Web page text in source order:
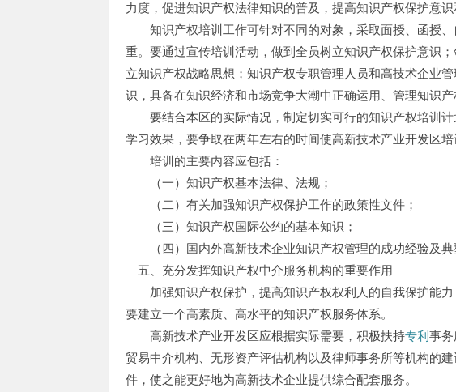
力度，促进知识产权法律知识的普及，提高知识产权保护意识
知识产权培训工作可针对不同的对象，采取面授、函授、
重。要通过宣传培训活动，做到全员树立知识产权保护意识
立知识产权战略思想；知识产权专职管理人员和高技术企业
识，具备在知识经济和市场竞争大潮中正确运用、管理知识产
要结合本区的实际情况，制定切实可行的知识产权培训计
学习效果，要争取在两年左右的时间使高新技术产业开发区培
培训的主要内容应包括：
（一）知识产权基本法律、法规；
（二）有关加强知识产权保护工作的政策性文件；
（三）知识产权国际公约的基本知识；
（四）国内外高新技术企业知识产权管理的成功经验及典
五、充分发挥知识产权中介服务机构的重要作用
加强知识产权保护，提高知识产权权利人的自我保护能力
要建立一个高素质、高水平的知识产权服务体系。
高新技术产业开发区应根据实际需要，积极扶持专利事
贸易中介机构、无形资产评估机构以及律师事务所等机构的
件，使之能更好地为高新技术企业提供综合配套服务。